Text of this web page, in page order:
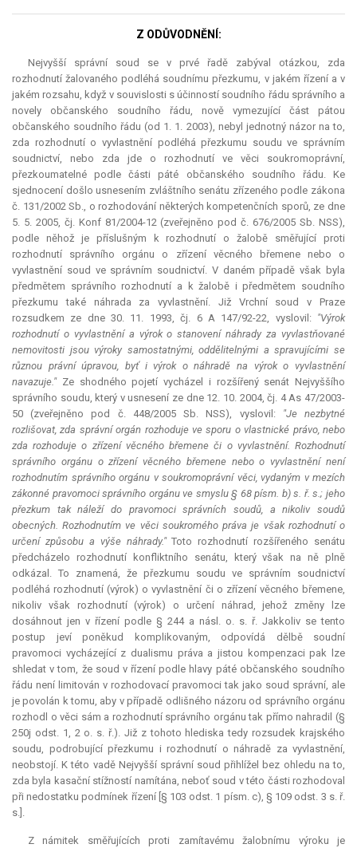
Z ODŮVODNĚNÍ:
Nejvyšší správní soud se v prvé řadě zabýval otázkou, zda
rozhodnutí žalovaného podléhá soudnímu přezkumu, v jakém řízení a v
jakém rozsahu, když v souvislosti s účinností soudního řádu správního a
novely občanského soudního řádu, nově vymezující část pátou
občanského soudního řádu (od 1. 1. 2003), nebyl jednotný názor na to,
zda rozhodnutí o vyvlastnění podléhá přezkumu soudu ve správním
soudnictví, nebo zda jde o rozhodnutí ve věci soukromoprávní,
přezkoumatelné podle části páté občanského soudního řádu. Ke
sjednocení došlo usnesením zvláštního senátu zřízeného podle zákona
č. 131/2002 Sb., o rozhodování některých kompetenčních sporů, ze dne
5. 5. 2005, čj. Konf 81/2004-12 (zveřejněno pod č. 676/2005 Sb. NSS),
podle něhož je příslušným k rozhodnutí o žalobě směřující proti
rozhodnutí správního orgánu o zřízení věcného břemene nebo o
vyvlastnění soud ve správním soudnictví. V daném případě však byla
předmětem správního rozhodnutí a k žalobě i předmětem soudního
přezkumu také náhrada za vyvlastnění. Již Vrchní soud v Praze
rozsudkem ze dne 30. 11. 1993, čj. 6 A 147/92-22, vyslovil: "Výrok
rozhodnutí o vyvlastnění a výrok o stanovení náhrady za vyvlastňované
nemovitosti jsou výroky samostatnými, oddělitelnými a spravujícími se
různou právní úpravou, byť i výrok o náhradě na výrok o vyvlastnění
navazuje."Ze shodného pojetí vycházel i rozšířený senát Nejvyššího
správního soudu, který v usnesení ze dne 12. 10. 2004, čj. 4 As 47/2003-
50 (zveřejněno pod č. 448/2005 Sb. NSS), vyslovil: "Je nezbytné
rozlišovat, zda správní orgán rozhoduje ve sporu o vlastnické právo, nebo
zda rozhoduje o zřízení věcného břemene či o vyvlastnění. Rozhodnutí
správního orgánu o zřízení věcného břemene nebo o vyvlastnění není
rozhodnutím správního orgánu v soukromoprávní věci, vydaným v mezích
zákonné pravomoci správního orgánu ve smyslu § 68 písm. b) s. ř. s.; jeho
přezkum tak náleží do pravomoci správních soudů, a nikoliv soudů
obecných. Rozhodnutím ve věci soukromého práva je však rozhodnutí o
určení způsobu a výše náhrady."Toto rozhodnutí rozšířeného senátu
předcházelo rozhodnutí konfliktního senátu, který však na ně plně
odkázal. To znamená, že přezkumu soudu ve správním soudnictví
podléhá rozhodnutí (výrok) o vyvlastnění či o zřízení věcného břemene,
nikoliv však rozhodnutí (výrok) o určení náhrad, jehož změny lze
dosáhnout jen v řízení podle § 244 a násl. o. s. ř. Jakkoliv se tento
postup jeví poněkud komplikovaným, odpovídá dělbě soudní
pravomoci vycházející z dualismu práva a jistou kompenzaci pak lze
shledat v tom, že soud v řízení podle hlavy páté občanského soudního
řádu není limitován v rozhodovací pravomoci tak jako soud správní, ale
je povolán k tomu, aby v případě odlišného názoru od správního orgánu
rozhodl o věci sám a rozhodnutí správního orgánu tak přímo nahradil (§
250j odst. 1, 2 o. s. ř.). Již z tohoto hlediska tedy rozsudek krajského
soudu, podrobující přezkumu i rozhodnutí o náhradě za vyvlastnění,
neobstojí. K této vadě Nejvyšší správní soud přihlížel bez ohledu na to,
zda byla kasační stížností namítána, neboť soud v této části rozhodoval
při nedostatku podmínek řízení [§ 103 odst. 1 písm. c), § 109 odst. 3 s. ř.
s.].
Z námitek směřujících proti zamítavému žalobnímu výroku je